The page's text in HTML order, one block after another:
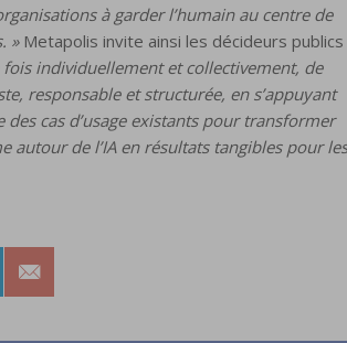
à garder l’humain au centre de
»Metapolis invite ainsi les décideurs publics
fois individuellement et collectivement, de
responsable et structurée, en s’appuyant
des cas d’usage existants pour transformer
autour de l’IA en résultats tangibles pour les